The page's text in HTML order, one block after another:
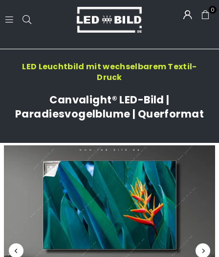
BILD.DE
0
LED Leuchtbild mit wechselbarem Textil-
Druck
Canvalight® LED-Bild |
Paradiesvogelblume | Querformat